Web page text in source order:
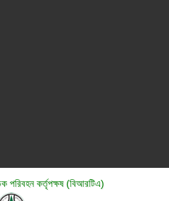
পরিবহন কর্তৃপক্ষ (বিআরটিএ)